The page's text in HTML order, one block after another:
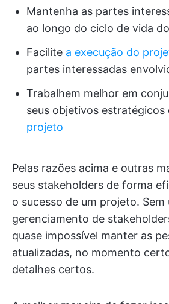
Mantenha as partes
ao longo do ciclo de vida
Facilite a execução do
partes interessadas
Trabalhem melhor em
seus objetivos estratégicos
projeto
Pelas razões acima e outras
seus stakeholders de forma
o sucesso de um projeto.
gerenciamento de
quase impossível manter as
atualizadas, no momento
detalhes certos.